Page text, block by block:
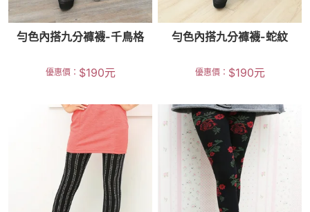
勻色內搭九分褲襪-千鳥格
優惠價： $190元
勻色內搭九分褲襪-蛇紋
優惠價： $190元